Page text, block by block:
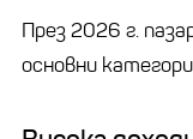
През 2026 г.
основни